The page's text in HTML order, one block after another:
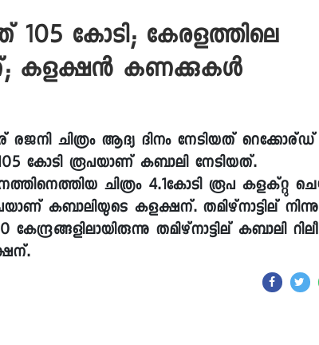
105 കോടി; കേരളത്തിലെ
കളക്ഷന്‍ കണക്കുകള്‍
രജനി ചിത്രം ആദ്യ ദിനം നേടിയത് റെക്കോര്ഡ്
കോടി രൂപയാണ് കബാലി നേടിയത്.
ചിത്രം 4.1കോടി രൂപ കളക്റ്റു
കബാലിയുടെ കളക്ഷന്. തമിഴ്നാട്ടില് നിന്നു
കേന്ദ്രങ്ങളിലായിരുന്നു തമിഴ്നാട്ടില് കബാലി